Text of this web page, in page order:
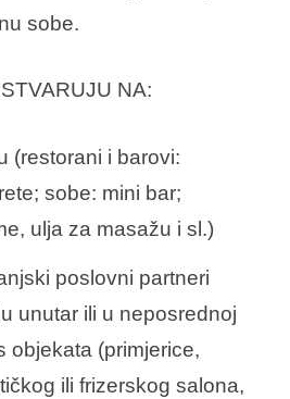
sobe.
NA:
(restorani i barovi:
sobe: mini bar;
ulja za masažu i sl.)
poslovni partneri
unutar ili u neposrednoj
objekata (primjerice,
ili frizerskog salona,